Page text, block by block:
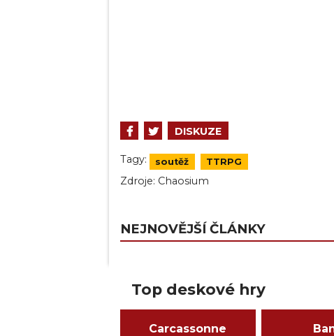
DISKUZE
Tagy: soutěž TTRPG
Zdroje: Chaosium
NEJNOVĚJŠÍ ČLÁNKY
Top deskové hry
Carcassonne